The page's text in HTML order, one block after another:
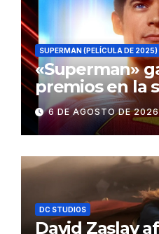
SUPERMAN (PELÍCULA DE 2025)
«Superman»
premios en la
de los Critics
Awards
6 DE AGOSTO DE
DC STUDIOS
David Zaslav